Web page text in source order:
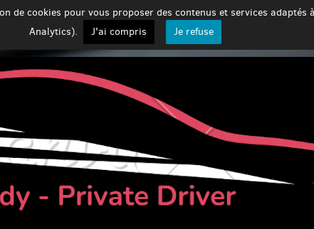
cookies pour vous proposer des contenus et services adaptés
Analytics).
J'ai compris Je refuse